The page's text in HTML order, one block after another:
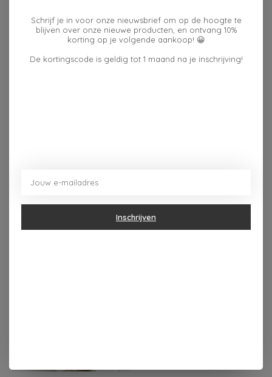
Met zijn compacte afmeting van 10 x 10 cm vindt deze
dressoir, bijzettafel of in de badkamer. Voeg een wax
Dit vind je misschien ook leuk
Schrijf je in voor onze nieuwsbrief om op de hoogte te
blijven over onze nieuwe producten, en ontvang 10%
korting op je volgende aankoop! 😀
De kortingscode is geldig tot 1 maand na je inschrijving!
Inschrijven